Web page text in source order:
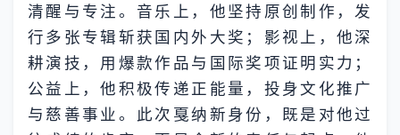
清醒与专注。音乐上，他坚持原创制作，发
行多张专辑斩获国内外大奖；影视上，他深
耕演技，用爆款作品与国际奖项证明实力；
公益上，他积极传递正能量，投身文化推广
与慈善事业。此次戛纳新身份，既是对他过